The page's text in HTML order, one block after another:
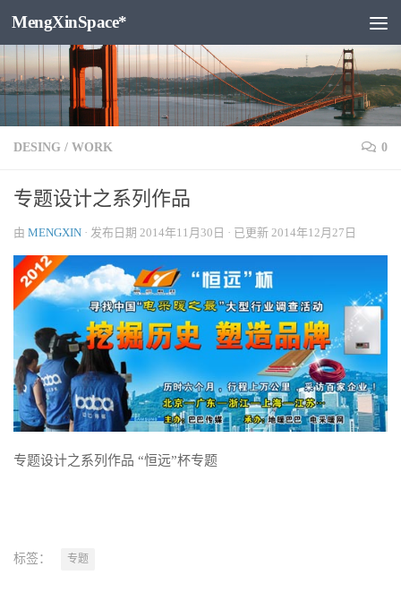
跳至内容
MengXinSpace*
DESING / WORK 0
专题设计之系列作品
由 MENGXIN · 发布日期 2014年11月30日 · 已更新 2014年12月27日
专题设计之系列作品 “恒远”杯专题
标签： 专题